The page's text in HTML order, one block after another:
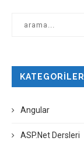
KATEGORILER
Angular
ASP.Net Dersleri